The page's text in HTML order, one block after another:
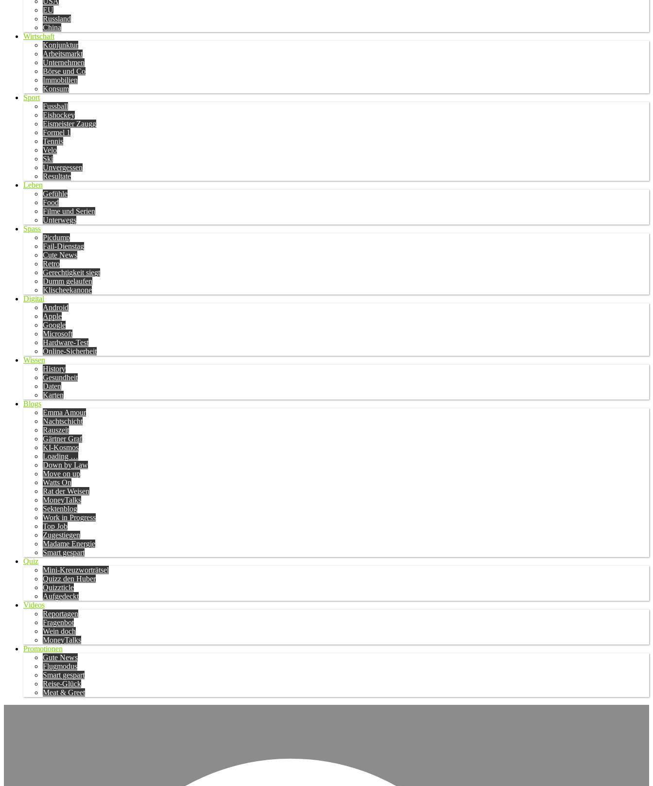
EU
Russland
China
Wirtschaft
Konjunktur
Arbeitsmarkt
Unternehmen
Börse und Co
Immobilien
Konsum
Sport
Fussball
Eishockey
Eismeister Zaugg
Formel 1
Tennis
Velo
Ski
Unvergessen
Resultate
Leben
Gefühle
Food
Filme und Serien
Unterwegs
Spass
Picdump
Fail-Dienstag
Cute News
Retro
Gerechtigkeit siegt
Dumm gelaufen
Klischeekanone
Digital
Android
Apple
Google
Microsoft
Hardware-Test
Online-Sicherheit
Wissen
History
Gesundheit
Daten
Karten
Blogs
Emma Amour
Nachtschicht
Rauszeit
Gärtner Graf
KI-Kosmos
Loading …
Down by Law
Move on up
Watts On
Rat der Weisen
MoneyTalks
Sektenblog
Work in Progress
Top Job
Zugestiegen
Madame Energie
Smart gespart
Quiz
Mini-Kreuzworträtsel
Quizz den Huber
Quizzticle
Aufgedeckt
Videos
Reportagen
Fragenbot
Wein doch
MoneyTalks
Promotionen
Gute News
Flugmodus
Smart gespart
Reise-Glück
Meat & Greet